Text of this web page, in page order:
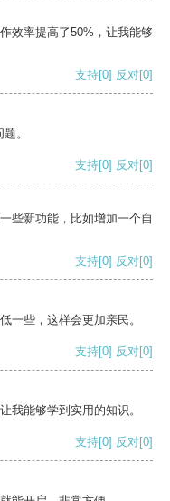
效率提高了50%，让我能够
支持[0] 反对[0]
。
支持[0] 反对[0]
些新功能，比如增加一个自
支持[0] 反对[0]
一些，这样会更加亲民。
支持[0] 反对[0]
我能够学到实用的知识。
支持[0] 反对[0]